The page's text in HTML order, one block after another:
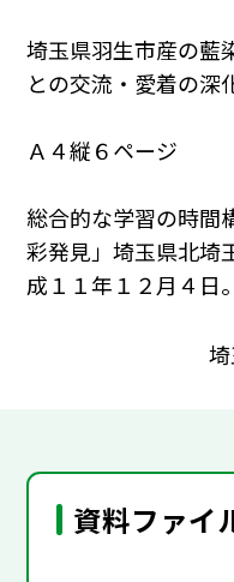
埼玉県羽生市産の藍
との交流・愛着の深
Ａ４縦６ページ
総合的な学習の時
彩発見」埼玉県北埼
成１１年１２月４日。
資料ファイ